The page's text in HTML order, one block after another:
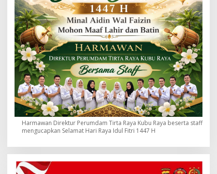
Harmawan Direktur Perumdam Tirta Raya Kubu Raya beserta staff
mengucapkan Selamat Hari Raya Idul Fitri 1447 H